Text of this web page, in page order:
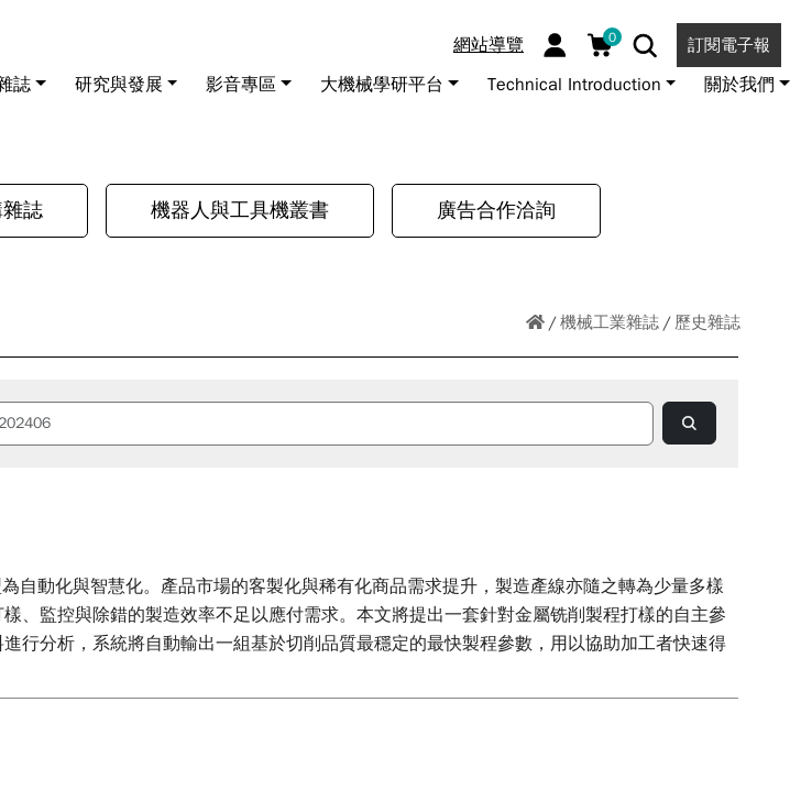
網站導覽 0 訂閱電子報
誌 研究與發展 影音專區 大機械學研平台 Technical Introduction 關於我們
誌 機器人與工具機叢書 廣告合作洽詢
機械工業雜誌 歷史雜誌
動化與智慧化。產品市場的客製化與稀有化商品需求提升，製造產線亦隨之轉為少量多樣
、監控與除錯的製造效率不足以應付需求。本文將提出一套針對金屬铣削製程打樣的自主參
行分析，系統將自動輸出一組基於切削品質最穩定的最快製程參數，用以協助加工者快速得